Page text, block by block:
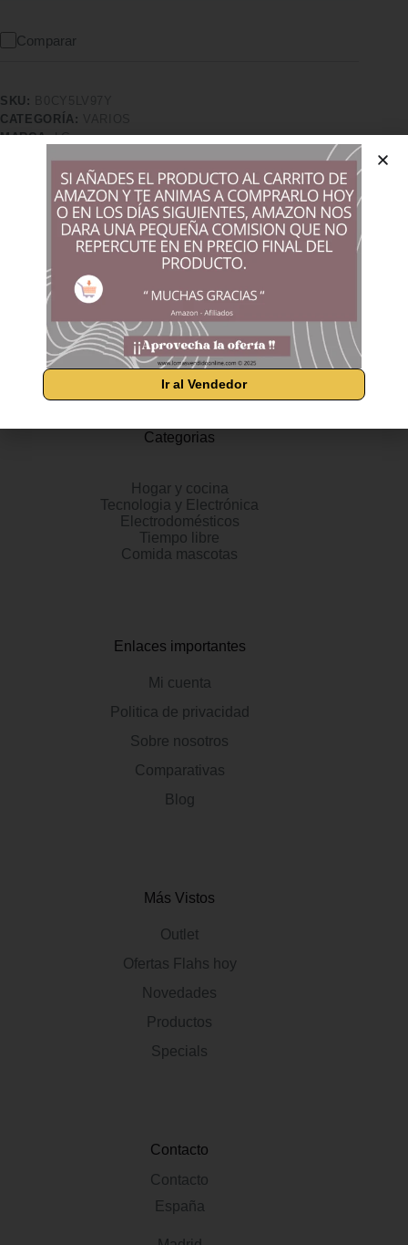
Comparar
SKU:
CATEGORÍA:
MARCA:LG
Características adicionales
Calidad superior
Pago seguro
Satisfacción garantizada
Devolución garantizada
Información adicional
Valoraciones (0)
Categorias
Hogar y cocina
Tecnologia y Electrónica
Electrodomésticos
Tiempo libre
Comida mascotas
Enlaces importantes
Mi cuenta
Politica de privacidad
Sobre nosotros
Comparativas
Blog
Más Vistos
Outlet
Ofertas Flahs hoy
Novedades
Productos
Specials
Contacto
Contacto
España
Ir al Vendedor